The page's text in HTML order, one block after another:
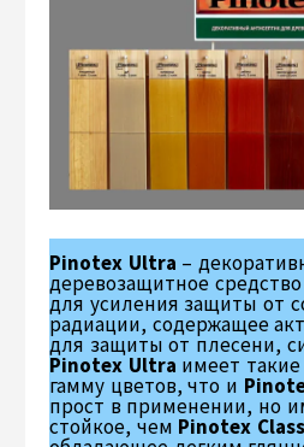
Pinotex Ultra –
деревозащитное
для усиления защиты от
радиации, содержащее
для защиты от плесени,
Pinotex Ultra имеет
гамму цветов, что и
прост в применении, но
стойкое, чем Pinotex